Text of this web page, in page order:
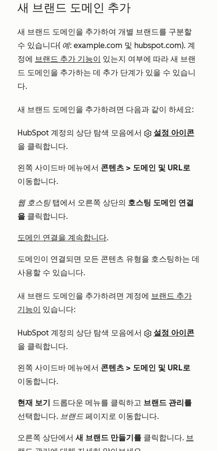
새 브랜드 도메인 추가
새 브랜드 도메인을 추가하여 개별 브랜드를 구분할
수 있습니다( 예: example.com 및 hubspot.com). 계
정에 브랜드 추가 기능이 있는지 여부에 따라 새 브랜
드 도메인을 추가하는 데 추가 단계가 있을 수 있습니
다.
새 브랜드 도메인을 추가하려면 다음과 같이 하세요:
HubSpot 계정의 상단 탐색 모음에서
설정 아이콘
을 클릭합니다.
왼쪽 사이드바 메뉴에서 콘텐츠 > 도메인 및 URL로
이동합니다.
웹 호스팅탭에서 오른쪽 상단의 호스팅 도메인 연결
을 클릭합니다.
도메인 연결을 계속합니다.
도메인이 연결되면 모든 콘텐츠 유형을 호스팅하는 데
사용할 수 있습니다.
새 브랜드 도메인을 추가하려면 계정에 브랜드 추가
기능이 있습니다:
HubSpot 계정의 상단 탐색 모음에서
설정 아이콘
을 클릭합니다.
왼쪽 사이드바 메뉴에서 콘텐츠 > 도메인 및 URL로
이동합니다.
현재 보기 드롭다운 메뉴를 클릭하고 브랜드 관리를
선택합니다. 브랜드 페이지로 이동합니다.
오른쪽 상단에서 새 브랜드 만들기를 클릭합니다. 브